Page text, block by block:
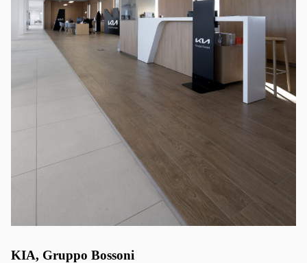
KIA, Gruppo Bossoni